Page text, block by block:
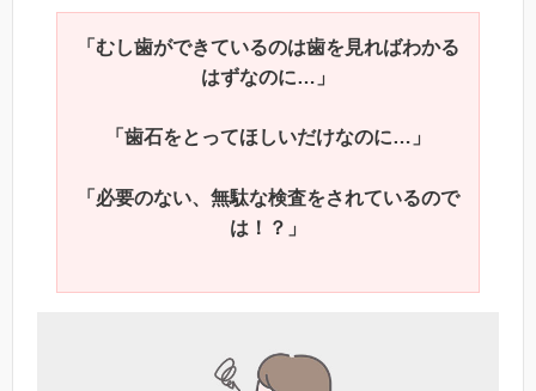
「むし歯ができているのは歯を見ればわかる
はずなのに…」
「歯石をとってほしいだけなのに…」
「必要のない、無駄な検査をされているので
は！？」